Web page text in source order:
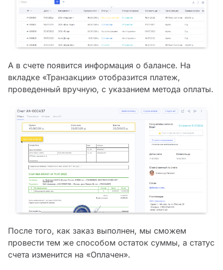
А в счете появится информация о балансе. На
вкладке «Транзакции» отобразится платеж,
проведенный вручную, с указанием метода оплаты.
После того, как заказ выполнен, мы сможем
провести тем же способом остаток суммы, а статус
счета изменится на «Оплачен».